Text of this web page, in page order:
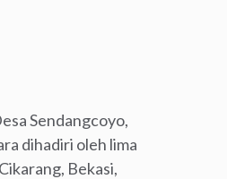
Sendangcoyo,
dihadiri oleh lima
Bekasi,